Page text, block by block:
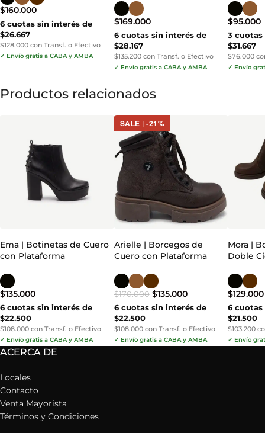
$160.000
6 cuotas sin interés de
$26.667
$128.000 con Transf. o Efectivo
✓ Envío gratis a CABA y AMBA
$169.000
6 cuotas sin interés de
$28.167
$135.200 con Transf. o Efectivo
✓ Envío gratis a CABA y AMBA
$95.000
3 cuotas
$31.667
$76.000
✓ Envío
Productos relacionados
Ema | Botinetas de Cuero
con Plataforma
$135.000
6 cuotas sin interés de
$22.500
$108.000 con Transf. o Efectivo
✓ Envío gratis a CABA y AMBA
SALE | -21%
Arielle | Borcegos de
Cuero con Plataforma
$170.000 $135.000
6 cuotas sin interés de
$22.500
$108.000 con Transf. o Efectivo
✓ Envío gratis a CABA y AMBA
Mora |
Doble
$129.000
6 cuotas
$21.500
$103.200
✓ Envío
ACERCA DE
Locales
Contacto
Venta Mayorista
Términos y Condiciones